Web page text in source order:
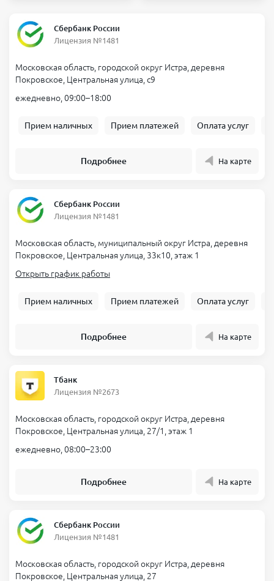
Сбербанк России
Лицензия №1481
Московская область, городской округ Истра, деревня
Покровское, Центральная улица, с9
ежедневно, 09:00–18:00
Прием наличных Прием платежей Оплата услуг
Подробнее На карте
Сбербанк России
Лицензия №1481
Московская область, муниципальный округ Истра, деревня
Покровское, Центральная улица, 33к10, этаж 1
Открыть график работы
Прием наличных Прием платежей Оплата услуг
Подробнее На карте
Тбанк
Лицензия №2673
Московская область, городской округ Истра, деревня
Покровское, Центральная улица, 27/1, этаж 1
ежедневно, 08:00–23:00
Подробнее На карте
Сбербанк России
Лицензия №1481
Московская область, городской округ Истра, деревня
Покровское, Центральная улица, 27